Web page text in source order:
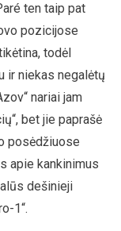
ten taip pat
pozicijose
todėl
ir niekas negalėtų
nariai jam
bet jie paprašė
posėdžiuose
apie kankinimus
dešinieji
1“.